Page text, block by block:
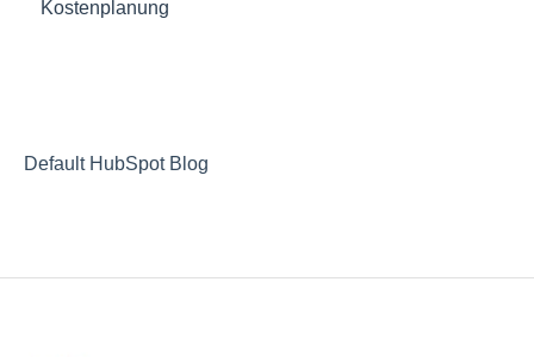
Sonderdaten (CustomFields)
Arbeitsverträge
Kostenplanung
Default HubSpot Blog